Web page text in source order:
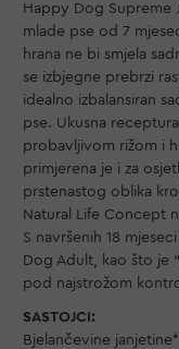
Happy Dog Supreme
mlade pse od 7
hrana ne bi smjela
se izbjegne prebrzi
idealno izbalansiran
pse. Ukusna
probavljivom rižom i
primjerena je i za
prstenastog oblika
Natural Life Concept
S navršenih 18
Dog Adult, kao što je
pod najstrožom
SASTOJCI:
Bjelančevine